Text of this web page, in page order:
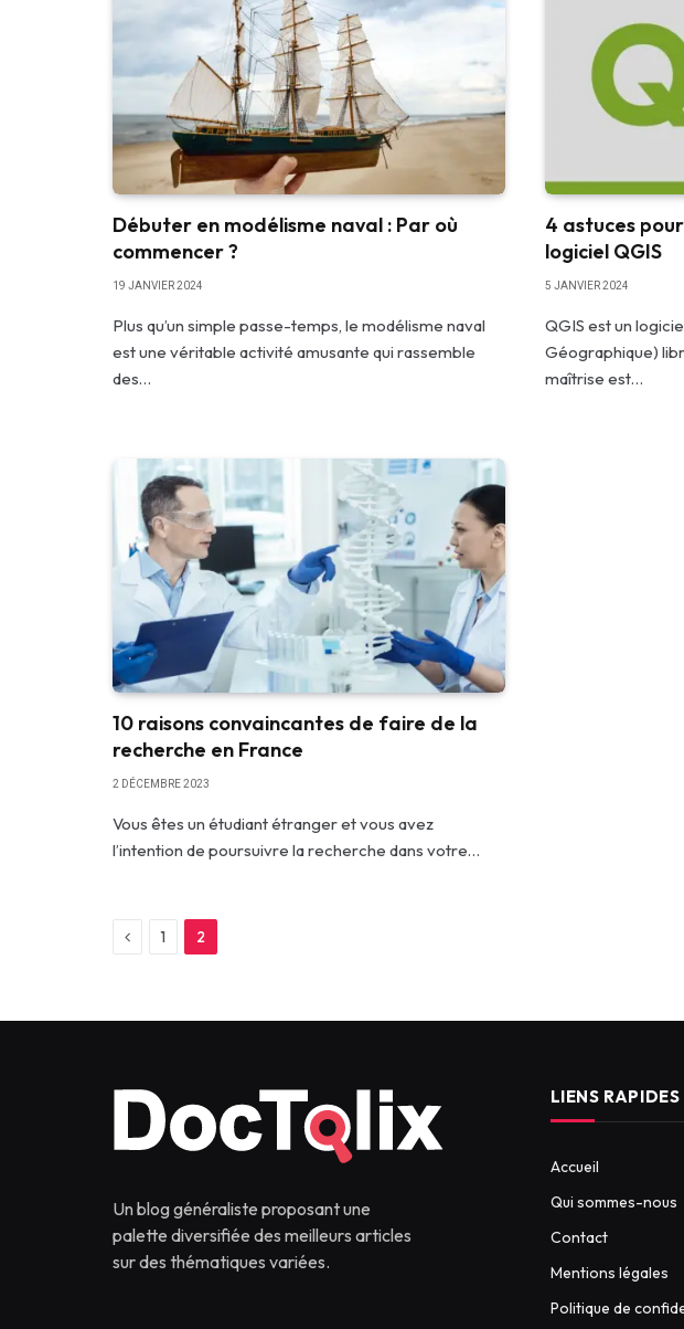
Débuter en modélisme naval : Par où
commencer ?
19 JANVIER 2024
Plus qu’un simple passe-temps, le modélisme naval
est une véritable activité amusante qui rassemble
des…
4 astuces
logiciel QGIS
5 JANVIER 2024
QGIS est un
Géographique)
maîtrise est…
10 raisons convaincantes de faire de la
recherche en France
2 DÉCEMBRE 2023
Vous êtes un étudiant étranger et vous avez
l’intention de poursuivre la recherche dans votre…
Previous
1 2
Un blog généraliste proposant une
palette diversifiée des meilleurs articles
sur des thématiques variées.
LIENS RAPIDES
Accueil
Qui sommes-nous
Contact
Mentions légales
Politique de